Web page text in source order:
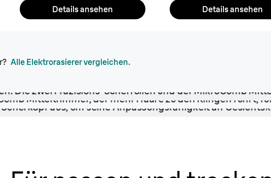
Details ansehen Details ansehen
Alle Elektrorasierer vergleichen.